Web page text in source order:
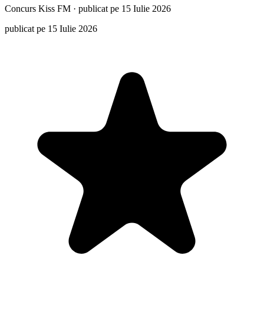
Concurs Kiss FM · publicat pe 15 Iulie 2026
publicat pe 15 Iulie 2026